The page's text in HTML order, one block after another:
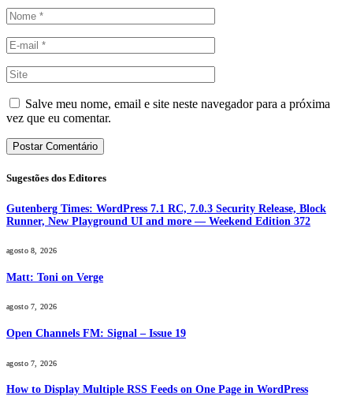
Salve meu nome, email e site neste navegador para a próxima
vez que eu comentar.
Sugestões dos Editores
Gutenberg Times: WordPress 7.1 RC, 7.0.3 Security Release, Block
Runner, New Playground UI and more — Weekend Edition 372
agosto 8, 2026
Matt: Toni on Verge
agosto 7, 2026
Open Channels FM: Signal – Issue 19
agosto 7, 2026
How to Display Multiple RSS Feeds on One Page in WordPress